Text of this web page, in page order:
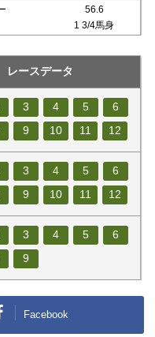
56.6
1 3/4馬身
レースデータ
3 4 5
6
9 10 11 12
3 4 5
6
9 10 11 12
3 4 5
6
9
Facebook